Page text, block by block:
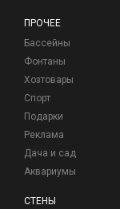
ПРОЧЕЕ
Бассейны
Фонтаны
Хозтовары
Спорт
Подарки
Реклама
Дача и сад
Аквариумы
СТЕНЫ